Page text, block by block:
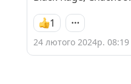
1
24 лютого 2024р. 08:19